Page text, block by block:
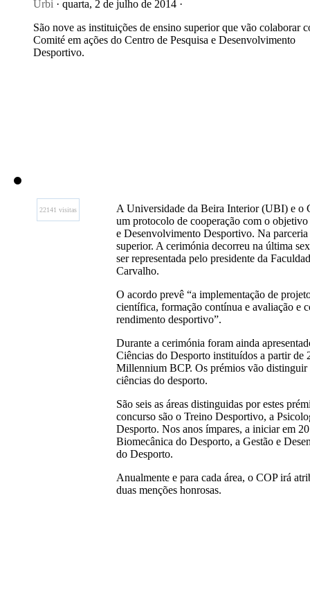
Urbi · quarta, 2 de julho de 2014 ·
São nove as instituições de ensino superior que vão colaborar
Comité em ações do Centro de Pesquisa e Desenvolvimento
Desportivo.
22141 visitas
A Universidade da Beira Interior (UBI) e o
um protocolo de cooperação com o
e Desenvolvimento Desportivo. Na
superior. A cerimónia decorreu na última
ser representada pelo presidente da
Carvalho.
O acordo prevê “a implementação de
científica, formação contínua e avaliação e
rendimento desportivo”.
Durante a cerimónia foram ainda
Ciências do Desporto instituídos a partir de
Millennium BCP. Os prémios vão distinguir
ciências do desporto.
São seis as áreas distinguidas por estes
concurso são o Treino Desportivo, a
Desporto. Nos anos ímpares, a iniciar em
Biomecânica do Desporto, a Gestão e
do Desporto.
Anualmente e para cada área, o COP irá
duas menções honrosas.